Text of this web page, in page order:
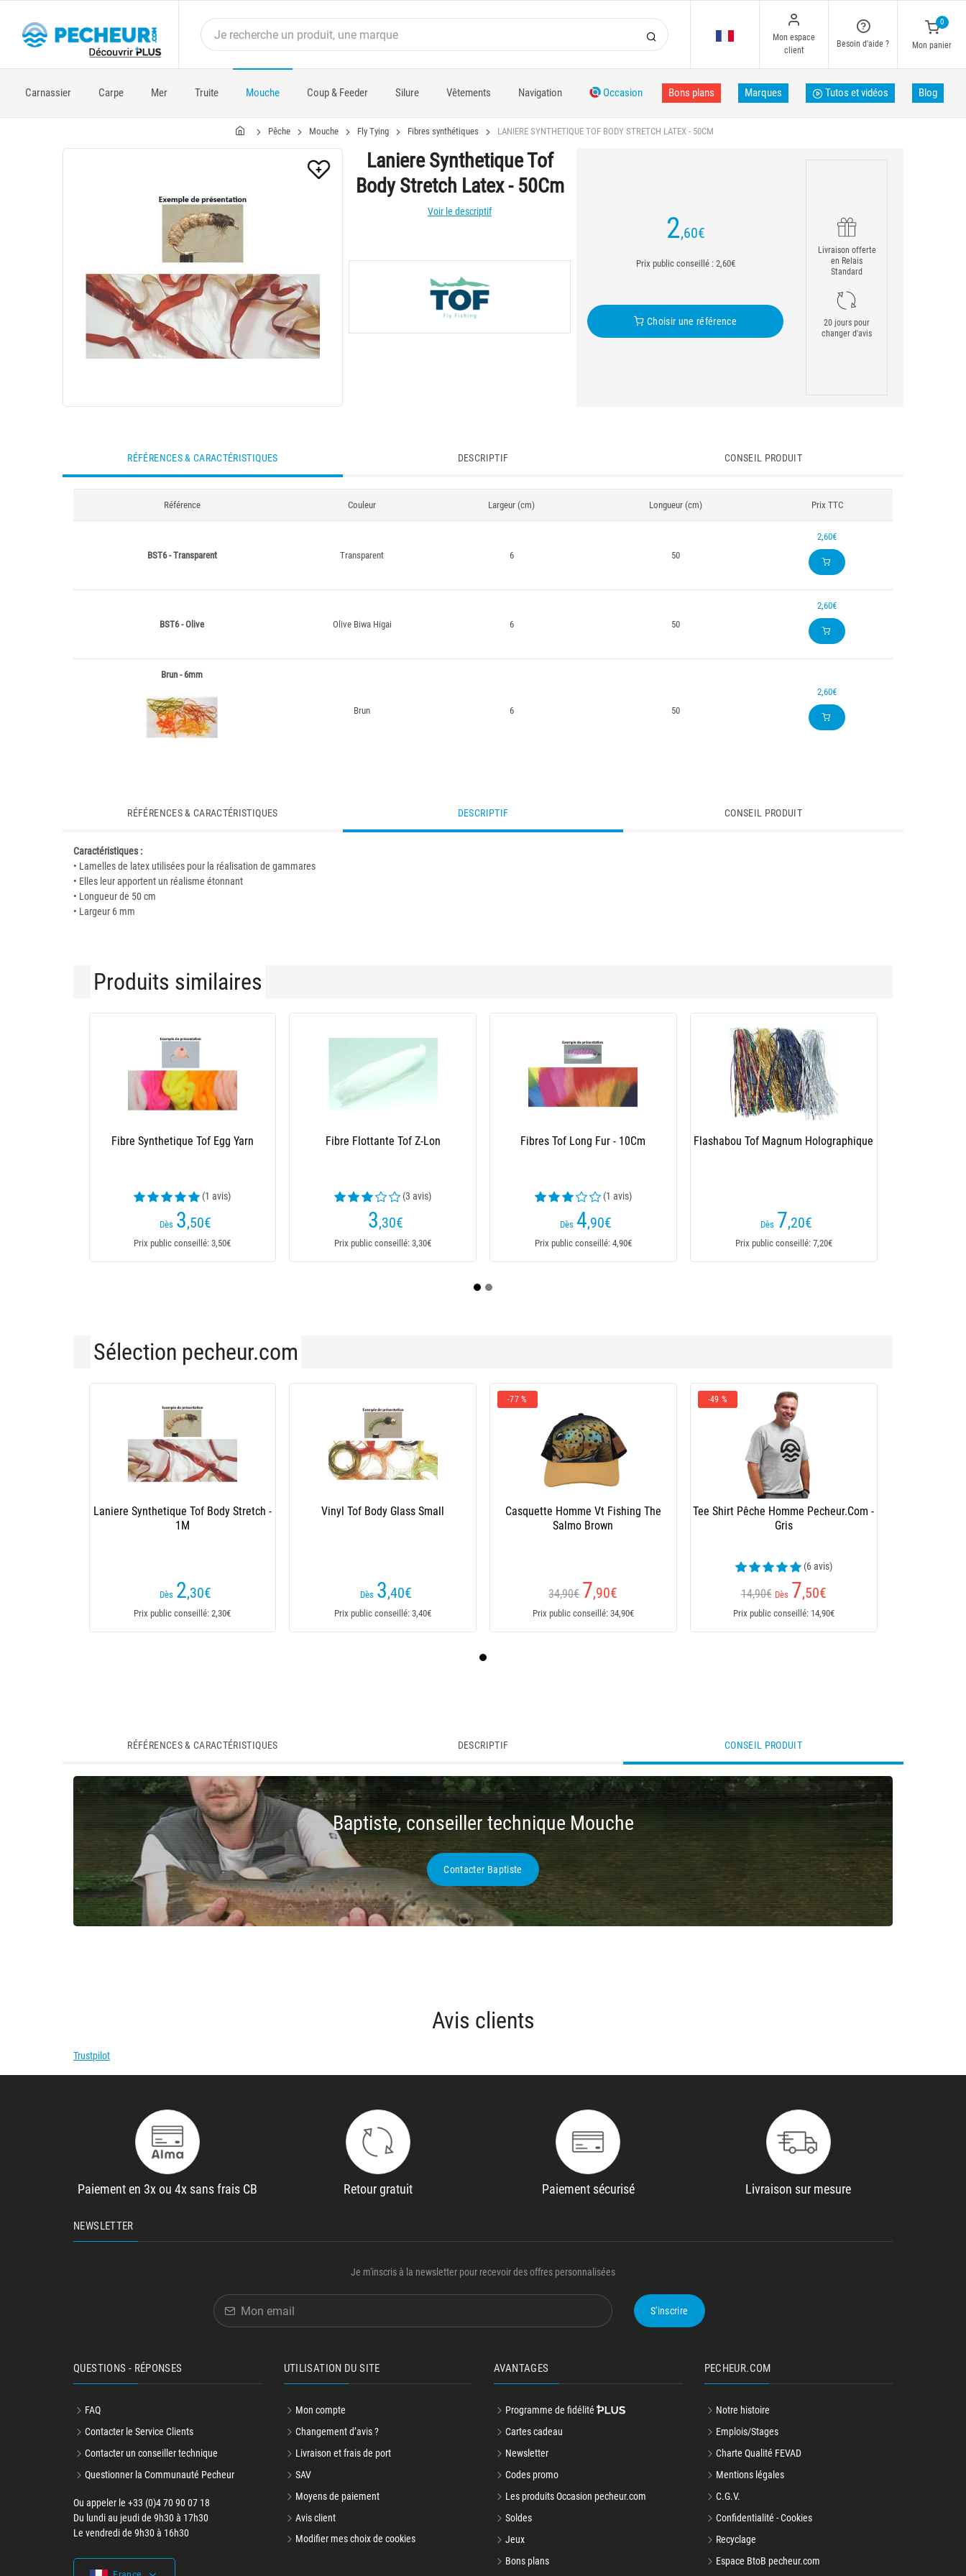
Mon espace
client
Besoin d'aide ?
0
Mon panier
Carnassier Carpe Mer Truite Mouche Coup & Feeder Silure Vêtements Navigation Occasion Bons plans Marques Tutos et vidéos Blog
Pêche Mouche Fly Tying Fibres synthétiques LANIERE SYNTHETIQUE TOF BODY STRETCH LATEX - 50CM
Laniere Synthetique Tof
Body Stretch Latex - 50Cm
Voir le descriptif 2,60€
Prix public conseillé : 2,60€
Choisir une référence
Livraison offerte
en Relais
Standard
20 jours pour
changer d'avis
RÉFÉRENCES & CARACTÉRISTIQUES DESCRIPTIF CONSEIL PRODUIT
Référence Couleur Largeur (cm) Longueur (cm) Prix TTC
BST6 - Transparent Transparent 6 50
2,60€
BST6 - Olive Olive Biwa Higai 6 50
2,60€
Brun - 6mm
Brun 6 50
2,60€
RÉFÉRENCES & CARACTÉRISTIQUES DESCRIPTIF CONSEIL PRODUIT
Caractéristiques :
• Lamelles de latex utilisées pour la réalisation de gammares
• Elles leur apportent un réalisme étonnant
• Longueur de 50 cm
• Largeur 6 mm
Produits similaires
Fibre Synthétique Tof Thermo Fibre
Dès 4,90€
Prix public conseillé: 4,90€
Flashabou Tof Perle
Dès 5,60
Prix public conseillé: 5,60€
Flashabou Tof Grizzly
Dès 6,10€
Prix public conseillé: 6,10€
Flashabou Tof Supreme Hair
Dès 5,40€
Prix public conseillé: 5,40€
Sélection pecheur.com
Laniere Synthetique Tof Body Stretch -
1M
Dès 2,30€
Prix public conseillé: 2,30€
Vinyl Tof Body Glass Small
Dès 3,40€
Prix public conseillé: 3,40€
-77 %
Casquette Homme Vt Fishing The
Salmo Brown
34,90€ 7,90€
Prix public conseillé: 34,90€
-49 %
Tee Shirt Pêche Homme Pecheur.Com -
Gris
(6 avis)
14,90€ Dès 7,50€
Prix public conseillé: 14,90€
RÉFÉRENCES & CARACTÉRISTIQUES DESCRIPTIF CONSEIL PRODUIT
Baptiste, conseiller technique Mouche
Contacter Baptiste
Avis clients
Trustpilot
Paiement en 3x ou 4x sans frais CB Retour gratuit Paiement sécurisé Livraison sur mesure
NEWSLETTER
Je m'inscris à la newsletter pour recevoir des offres personnalisées
S'inscrire
QUESTIONS - RÉPONSES
FAQ
Contacter le Service Clients
Contacter un conseiller technique
Questionner la Communauté Pecheur
Ou appeler le +33 (0)4 70 90 07 18
Du lundi au jeudi de 9h30 à 17h30
Le vendredi de 9h30 à 16h30
UTILISATION DU SITE
Mon compte
Changement d’avis ?
Livraison et frais de port
SAV
Moyens de paiement
Avis client
Modifier mes choix de cookies
AVANTAGES
Programme de fidélité
Cartes cadeau
Newsletter
Codes promo
Les produits Occasion pecheur.com
Soldes
Jeux
Bons plans
PECHEUR.COM
Notre histoire
Emplois/Stages
Charte Qualité FEVAD
Mentions légales
C.G.V.
Confidentialité - Cookies
Recyclage
Espace BtoB pecheur.com